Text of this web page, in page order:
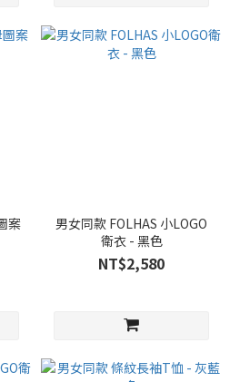
案
男女同款 FOLHAS 小LOGO
衛衣 - 黑色
NT$2,580